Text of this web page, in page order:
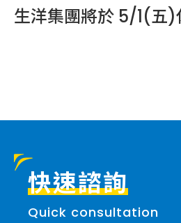
快速諮詢
Quick consultation